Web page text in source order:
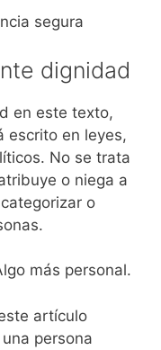
dignidad
en este texto,
escrito en leyes,
No se trata
o niega a
o
más personal.
artículo
persona